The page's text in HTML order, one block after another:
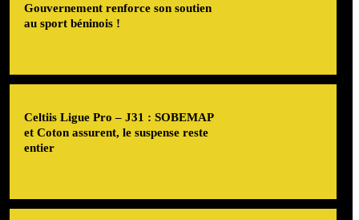
Gouvernement renforce son soutien
au sport béninois !
Celtiis Ligue Pro – J31 : SOBEMAP
et Coton assurent, le suspense reste
entier